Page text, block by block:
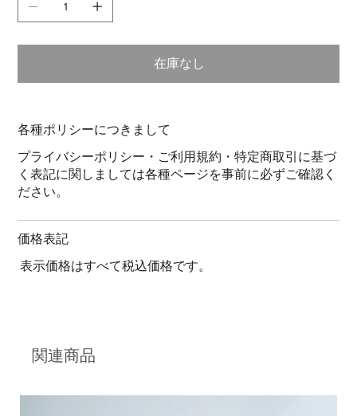
在庫なし
各種ポリシーにつきまして
プライバシーポリシー・ご利用規約・特定商取引に基づ
く表記に関しましては各種ページを事前に必ずご確認く
ださい。
価格表記
表示価格はすべて税込価格です。
関連商品